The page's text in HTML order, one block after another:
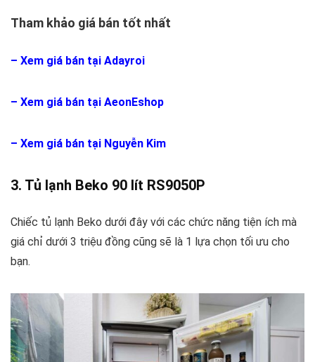
Tham khảo giá bán tốt nhất
– Xem giá bán tại Adayroi
– Xem giá bán tại AeonEshop
– Xem giá bán tại Nguyễn Kim
3. Tủ lạnh Beko 90 lít RS9050P
Chiếc tủ lạnh Beko dưới đây với các chức năng tiện ích mà
giá chỉ dưới 3 triệu đồng cũng sẽ là 1 lựa chọn tối ưu cho
bạn.